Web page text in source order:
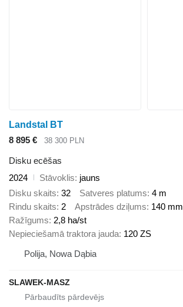
Landstal BT
8 895 €
38 300 PLN
Disku ecēšas
2024
Stāvoklis jauns
Disku skaits 32 Satveres platums 4 m
Rindu skaits 2 Apstrādes dziļums 140 mm
Ražīgums 2,8 ha/st
Nepieciešamā traktora jauda 120 ZS
Polija, Nowa Dąbia
SLAWEK-MASZ